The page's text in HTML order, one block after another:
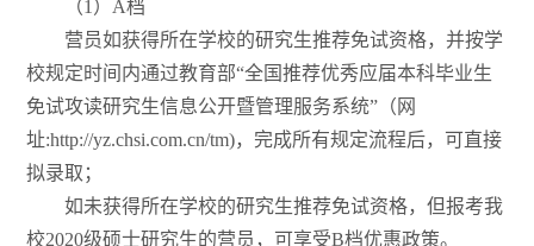
（1）A档
营员如获得所在学校的研究生推荐免试资格，并按学
校规定时间内通过教育部“全国推荐优秀应届本科毕业生
免试攻读研究生信息公开暨管理服务系统”（网
址:http://yz.chsi.com.cn/tm)，完成所有规定流程后，可直接
拟录取；
如未获得所在学校的研究生推荐免试资格，但报考我
校2020级硕士研究生的营员，可享受B档优惠政策。